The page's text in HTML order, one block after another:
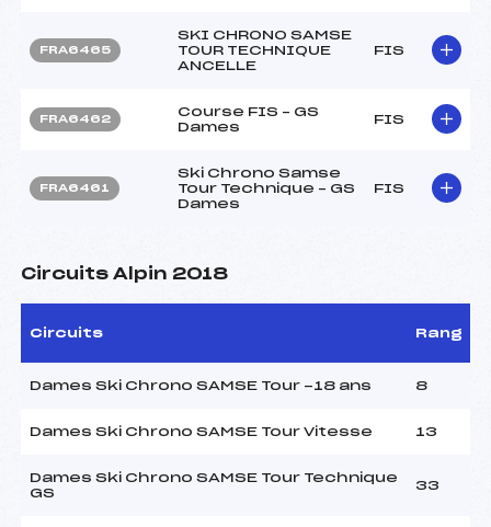
FRA6465
SKI CHRONO SAMSE
TOUR TECHNIQUE
ANCELLE
FIS
FRA6462
Course FIS – GS
Dames
FIS
FRA6461
Ski Chrono Samse
Tour Technique – GS
Dames
FIS
Circuits Alpin 2018
Circuits Rang
Dames Ski Chrono SAMSE Tour -18 ans 8
Dames Ski Chrono SAMSE Tour Vitesse 13
Dames Ski Chrono SAMSE Tour Technique
GS
33